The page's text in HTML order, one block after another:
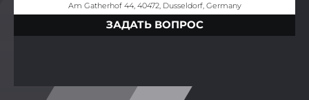
Am Gatherhof 44, 40472, Dusseldorf, Germany
ЗАДАТЬ ВОПРОС